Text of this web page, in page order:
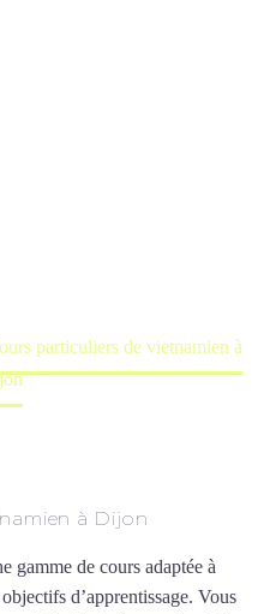
particuliers de vietnamien à
à Dijon
gamme de cours adaptée à
d’apprentissage. Vous